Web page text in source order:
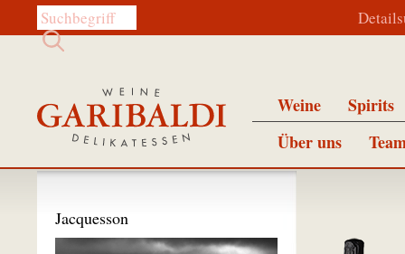
Diese Website durchsuchen:
Weine
Spirits
Über uns
Jacquesson